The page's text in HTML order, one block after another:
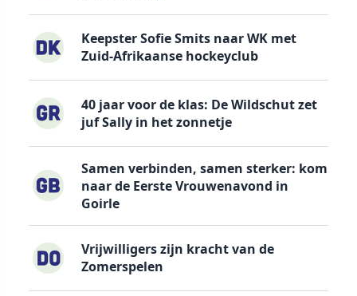
Keepster Sofie Smits naar WK met
Zuid-Afrikaanse hockeyclub
40 jaar voor de klas: De Wildschut zet
juf Sally in het zonnetje
Samen verbinden, samen sterker: kom
naar de Eerste Vrouwenavond in
Goirle
Vrijwilligers zijn kracht van de
Zomerspelen